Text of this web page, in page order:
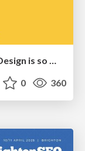
Breaking role norms: Why Content Design is so much more than writing copy - Taylor Woolridge
0 360